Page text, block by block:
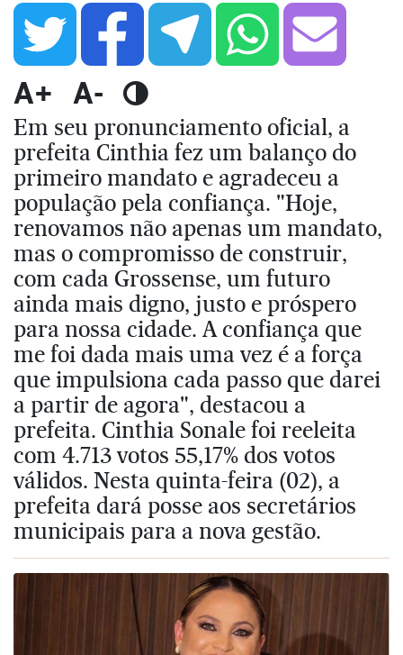
A+ A-
Em seu pronunciamento oficial, a
prefeita Cinthia fez um balanço do
primeiro mandato e agradeceu a
população pela confiança. "Hoje,
renovamos não apenas um mandato,
mas o compromisso de construir,
com cada Grossense, um futuro
ainda mais digno, justo e próspero
para nossa cidade. A confiança que
me foi dada mais uma vez é a força
que impulsiona cada passo que darei
a partir de agora", destacou a
prefeita. Cinthia Sonale foi reeleita
com 4.713 votos 55,17% dos votos
válidos. Nesta quinta-feira (02), a
prefeita dará posse aos secretários
municipais para a nova gestão.